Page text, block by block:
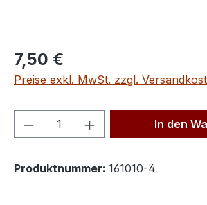
Regulärer Preis:
7,50 €
Preise exkl. MwSt. zzgl.
Produkt Anzahl: GibIn den
Produktnummer: 161010-4